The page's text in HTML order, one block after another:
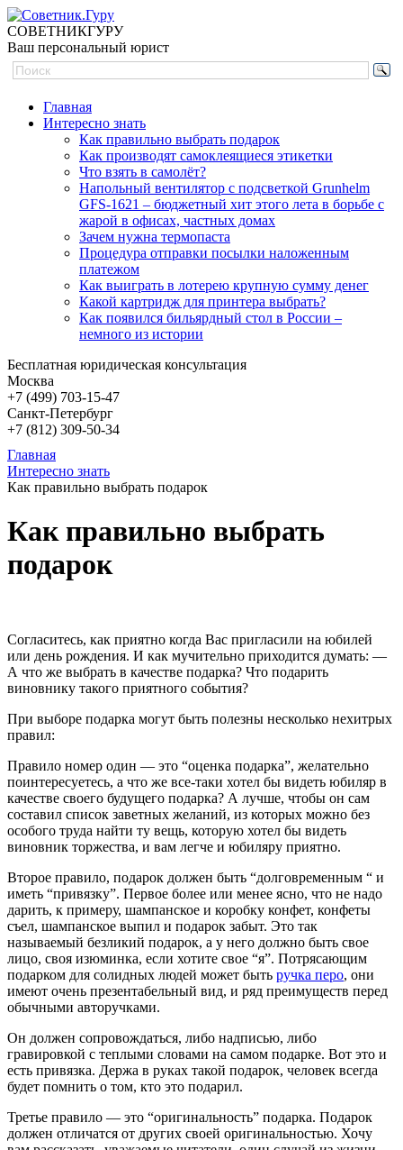
СОВЕТНИКГУРУ
Ваш персональный юрист
Главная
Интересно знать
Как правильно выбрать подарок
Как производят самоклеящиеся этикетки
Что взять в самолёт?
Напольный вентилятор с подсветкой Grunhelm
GFS-1621 – бюджетный хит этого лета в борьбе с
жарой в офисах, частных домах
Зачем нужна термопаста
Процедура отправки посылки наложенным
платежом
Как выиграть в лотерею крупную сумму денег
Какой картридж для принтера выбрать?
Как появился бильярдный стол в России –
немного из истории
Бесплатная юридическая консультация
Москва
+7 (499) 703-15-47
Санкт-Петербург
+7 (812) 309-50-34
Главная
Интересно знать
Как правильно выбрать подарок
Как правильно выбрать
подарок
Согласитесь, как приятно когда Вас пригласили на юбилей
или день рождения. И как мучительно приходится думать: —
А что же выбрать в качестве подарка? Что подарить
виновнику такого приятного события?
При выборе подарка могут быть полезны несколько нехитрых
правил:
Правило номер один — это “оценка подарка”, желательно
поинтересуетесь, а что же все-таки хотел бы видеть юбиляр в
качестве своего будущего подарка? А лучше, чтобы он сам
составил список заветных желаний, из которых можно без
особого труда найти ту вещь, которую хотел бы видеть
виновник торжества, и вам легче и юбиляру приятно.
Второе правило, подарок должен быть “долговременным “ и
иметь “привязку”. Первое более или менее ясно, что не надо
дарить, к примеру, шампанское и коробку конфет, конфеты
съел, шампанское выпил и подарок забыт. Это так
называемый безликий подарок, а у него должно быть свое
лицо, своя изюминка, если хотите свое “я”. Потрясающим
подарком для солидных людей может быть ручка перо, они
имеют очень презентабельный вид, и ряд преимуществ перед
обычными авторучками.
Он должен сопровождаться, либо надписью, либо
гравировкой с теплыми словами на самом подарке. Вот это и
есть привязка. Держа в руках такой подарок, человек всегда
будет помнить о том, кто это подарил.
Третье правило — это “оригинальность” подарка. Подарок
должен отличатся от других своей оригинальностью. Хочу